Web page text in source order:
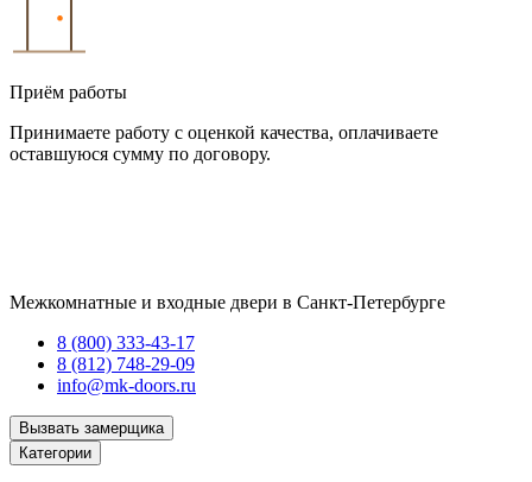
Приём работы
Принимаете работу с оценкой качества, оплачиваете
оставшуюся сумму по договору.
Межкомнатные и входные двери в Санкт-Петербурге
8 (800) 333-43-17
8 (812) 748-29-09
info@mk-doors.ru
Вызвать замерщика
Категории